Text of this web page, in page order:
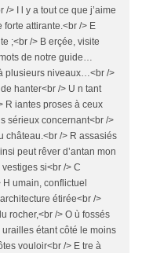
> I l y a tout ce que j’aime
forte attirante.<br /> E
;<br /> B erçée, visite
de notre guide…
plusieurs niveaux…<br />
hanter<br /> U n tant
R iantes proses à ceux
sérieux concernant<br />
château.<br /> R assasiés
peut rêver d’antan mon
si<br /> C
umain, conflictuel
étirée<br />
rocher,<br /> O ù fossés
étant côté le moins
vouloir<br /> E tre à